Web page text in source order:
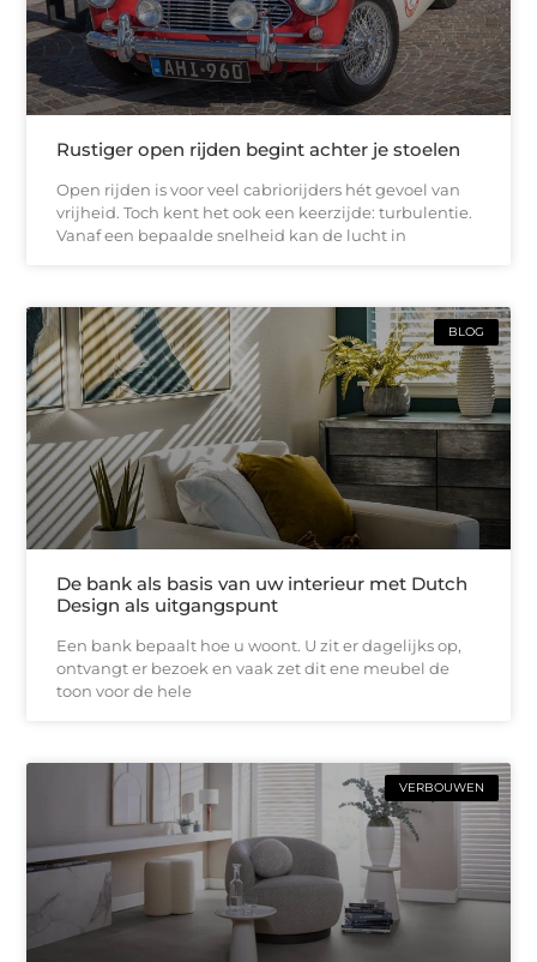
Rustiger open rijden begint achter je stoelen
Open rijden is voor veel cabriorijders hét gevoel van
vrijheid. Toch kent het ook een keerzijde: turbulentie.
Vanaf een bepaalde snelheid kan de lucht in
BLOG
De bank als basis van uw interieur met Dutch
Design als uitgangspunt
Een bank bepaalt hoe u woont. U zit er dagelijks op,
ontvangt er bezoek en vaak zet dit ene meubel de
toon voor de hele
VERBOUWEN